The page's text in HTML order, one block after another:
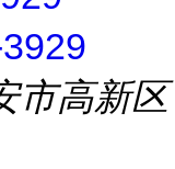
市高新区